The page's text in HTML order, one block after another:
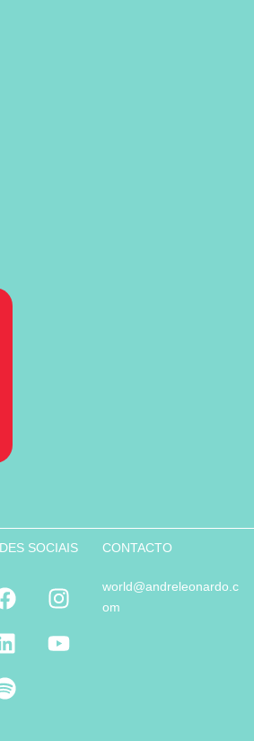
SOCIAIS CONTACTO
world@andreleonardo.c
om